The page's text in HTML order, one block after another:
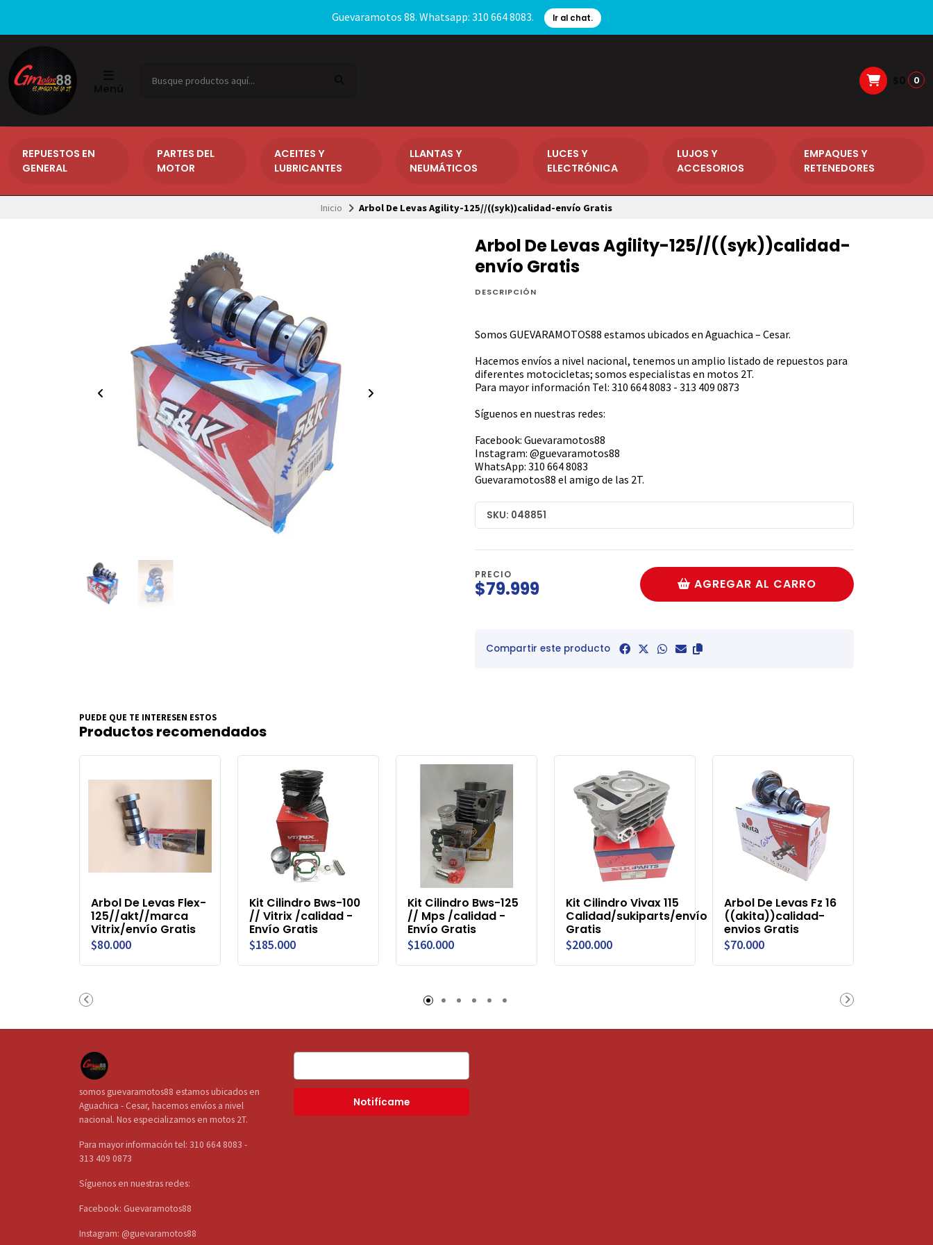
Guevaramotos 88. Whatsapp: 310 664 8083. Ir al chat.
0
REPUESTOS EN
GENERAL
PARTES DEL
MOTOR
ACEITES Y
LUBRICANTES
LLANTAS Y
NEUMÁTICOS
LUCES Y
ELECTRÓNICA
LUJOS Y
ACCESORIOS
EMPAQUES Y
RETENEDORES
Inicio Arbol De Levas Agility-125//((syk))calidad-envío Gratis
Arbol De Levas Agility-125//((syk))calidad-
envío Gratis
DESCRIPCIÓN
Somos GUEVARAMOTOS88 estamos ubicados en Aguachica – Cesar.
Hacemos envíos a nivel nacional, tenemos un amplio listado de repuestos para
diferentes motocicletas; somos especialistas en motos 2T.
Para mayor información Tel: 310 664 8083 - 313 409 0873
Síguenos en nuestras redes:
Facebook: Guevaramotos88
Instagram: @guevaramotos88
WhatsApp: 310 664 8083
Guevaramotos88 el amigo de las 2T.
SKU: 048851
PRECIO
$79.999 AGREGAR AL CARRO
Compartir este producto
PUEDE QUE TE INTERESEN ESTOS
Productos recomendados
Arbol De Levas Flex-
125//akt//marca
Vitrix/envío Gratis
$80.000
Kit Cilindro Bws-100
// Vitrix /calidad -
Envío Gratis
$185.000
Kit Cilindro Bws-125
// Mps /calidad -
Envío Gratis
$160.000
Kit Cilindro Vivax 115
Calidad/sukiparts/envío
Gratis
$200.000
Arbol De Levas Fz 16
((akita))calidad-
envios Gratis
$70.000
somos guevaramotos88 estamos ubicados en
Aguachica - Cesar, hacemos envíos a nivel
nacional. Nos especializamos en motos 2T.
Para mayor información tel: 310 664 8083 -
313 409 0873
Síguenos en nuestras redes:
Facebook: Guevaramotos88
Instagram: @guevaramotos88
Notifícame